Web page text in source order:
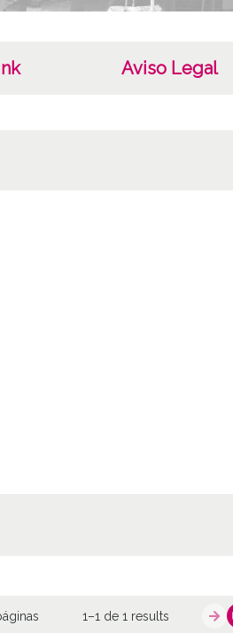
NP-A02-H06-F03-N1 ; ATHA-VIC-NP-
N2 ; ATHA-VIC-NP-A02-H06-F03-
F03-N6 ; ATHA-VIC-NP-A02-H06-F02-
NP-A02-H06-F02-N6 ;
fueron donadas a la Diputación
Aviso Legal
1–1 de 1 results